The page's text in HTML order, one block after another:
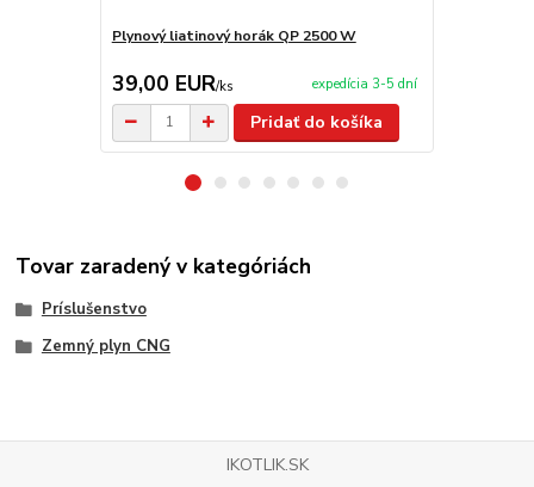
Plynový liatinový horák QP 2500 W
39,00 EUR/ks expedícia 3-5 dní
Pridať do košíka
Tovar zaradený v kategóriách
Príslušenstvo
Zemný plyn CNG
IKOTLIK.SK